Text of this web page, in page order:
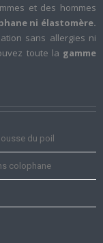
et des hommes
ni élastomère.
sans allergies ni
toute la gamme
du poil
colophane